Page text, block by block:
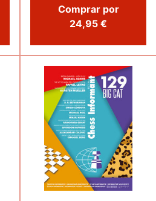
Comprar por
24,95 €